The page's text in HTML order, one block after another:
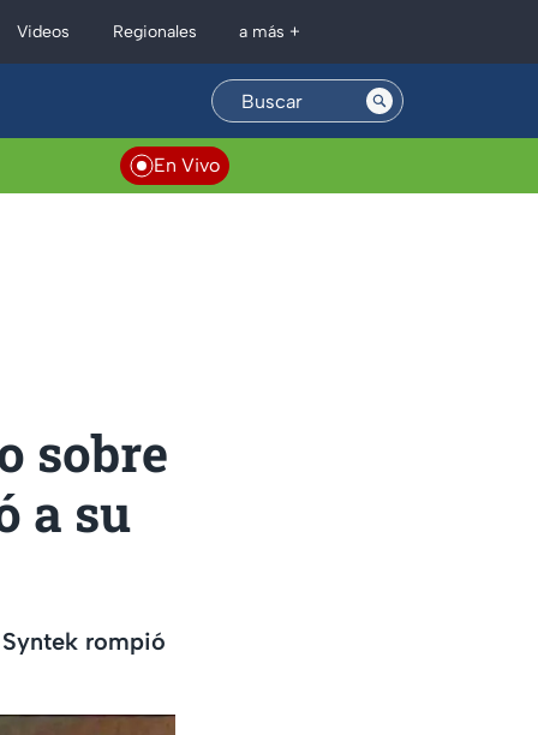
Videos Regionales a más +
En Vivo
sobre
a su
rompió